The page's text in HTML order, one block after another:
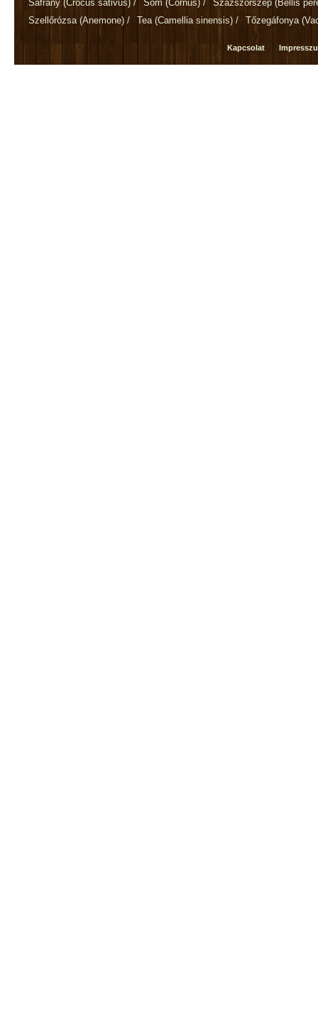
Sáfrány (Crocus sativus) / Som (Cornus) / Százszorszép (Bellis
Szellőrózsa (Anemone) / Tea (Camellia sinensis) / Tőzegáfonya
Kapcsolat